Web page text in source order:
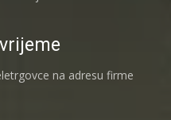
na adresu firme